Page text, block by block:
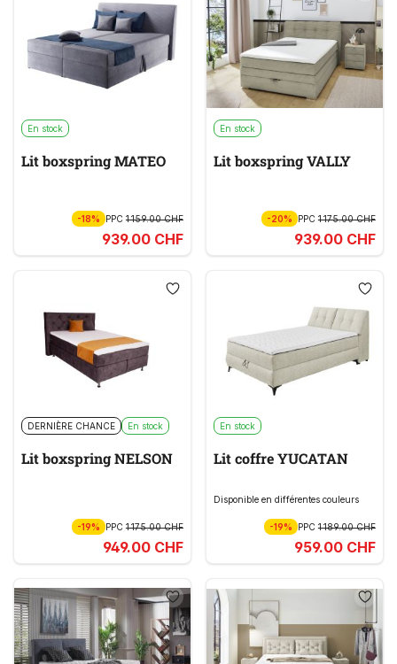
En stock
Lit boxspring MATEO
-18% PPC 1 159.00 CHF
939.00 CHF
En stock
Lit boxspring VALLY
-20% PPC1 175.00 CHF
939.00 CHF
DERNIÈRE CHANCE En stock
Lit boxspring NELSON
-19% PPC 1 175.00 CHF
949.00 CHF
En stock
Lit coffre YUCATAN
Disponible en différentes couleurs
-19% PPC1 189.00 CHF
959.00 CHF